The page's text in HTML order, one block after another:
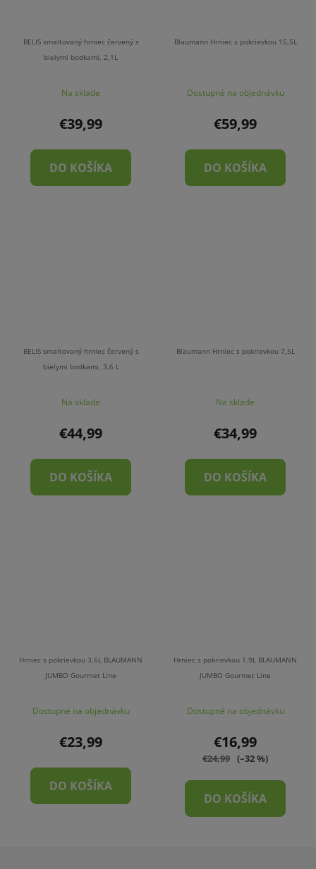
BELIS smaltovaný hrniec červený s
bielymi bodkami, 2,1L
Na sklade
€39,99
DO KOŠÍKA
Blaumann Hrniec s pokrievkou 15,5L
Dostupné na objednávku
€59,99
DO KOŠÍKA
BELIS smaltovaný hrniec červený s
bielymi bodkami, 3,6 L
Na sklade
€44,99
DO KOŠÍKA
Blaumann Hrniec s pokrievkou 7,5L
Na sklade
€34,99
DO KOŠÍKA
Hrniec s pokrievkou 3,6L BLAUMANN
JUMBO Gourmet Line
Dostupné na objednávku
€23,99
DO KOŠÍKA
Hrniec s pokrievkou 1,9L BLAUMANN
JUMBO Gourmet Line
Dostupné na objednávku
€16,99
€24,99 (–32 %)
DO KOŠÍKA